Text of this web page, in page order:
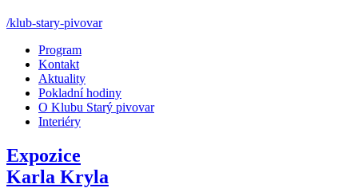
/klub-stary-pivovar
Program
Kontakt
Aktuality
Pokladní hodiny
O Klubu Starý pivovar
Interiéry
Expozice
Karla Kryla